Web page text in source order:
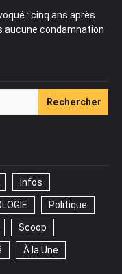
: cinq ans après
aucune condamnation
Infos
Politique
Scoop
À la Une